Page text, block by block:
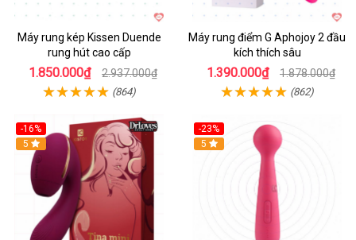
Máy rung kép Kissen Duende
rung hút cao cấp
1.850.000₫ 2.937.000₫
(864)
Máy rung điểm G Aphojoy 2 đầu
kích thích sâu
1.390.000₫ 1.878.000₫
(862)
-16%
Hot
5
-23%
Hot
5